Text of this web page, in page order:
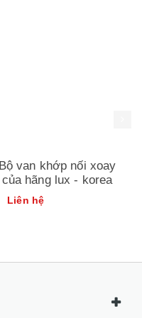
Bộ van khớp nối xoay
của hãng lux - korea
Liên hệ